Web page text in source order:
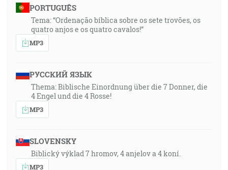
PORTUGUÊS
Tema: “Ordenação bíblica sobre os sete trovões, os
quatro anjos e os quatro cavalos!”
MP3
РУССКИЙ ЯЗЫК
Thema: Biblische Einordnung über die 7 Donner, die
4 Engel und die 4 Rosse!
MP3
SLOVENSKY
Biblický výklad 7 hromov, 4 anjelov a 4 koní.
MP3